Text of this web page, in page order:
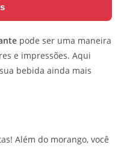
pode ser uma maneira
e impressões. Aqui
bebida ainda mais
Além do morango, você